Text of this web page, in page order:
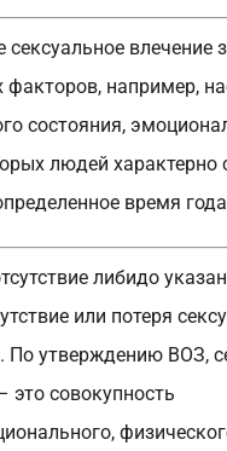
сексуальное влечение
факторов, например,
состояния,
людей характерно
время
либидо
или потеря
По утверждению ВОЗ,
это совокупность